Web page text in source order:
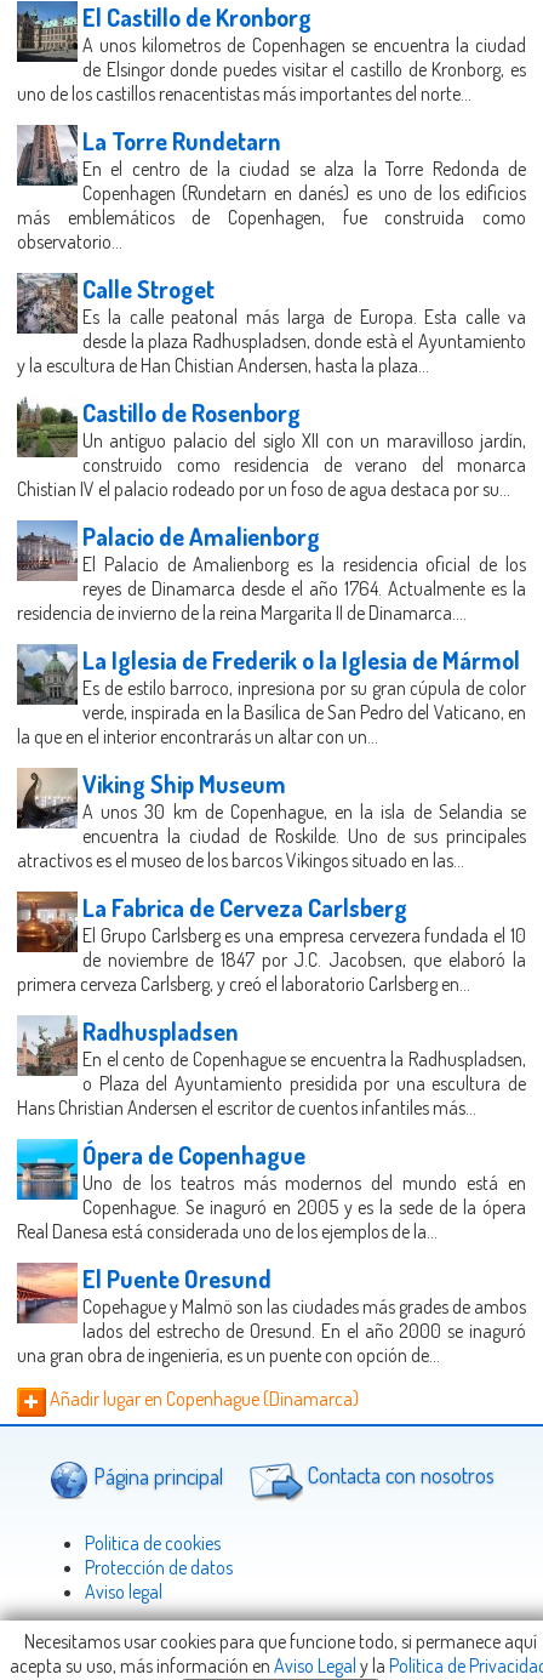
El Castillo de Kronborg
A unos kilometros de Copenhagen se encuentra la ciudad
de Elsingor donde puedes visitar el castillo de Kronborg, es
uno de los castillos renacentistas más importantes del norte...
La Torre Rundetarn
En el centro de la ciudad se alza la Torre Redonda de
Copenhagen (Rundetarn en danés) es uno de los edificios
más emblemáticos de Copenhagen, fue construida como
observatorio...
Calle Stroget
Es la calle peatonal más larga de Europa. Esta calle va
desde la plaza Radhuspladsen, donde està el Ayuntamiento
y la escultura de Han Chistian Andersen, hasta la plaza...
Castillo de Rosenborg
Un antiguo palacio del siglo XII con un maravilloso jardín,
construido como residencia de verano del monarca
Chistian IV el palacio rodeado por un foso de agua destaca por su...
Palacio de Amalienborg
El Palacio de Amalienborg es la residencia oficial de los
reyes de Dinamarca desde el año 1764. Actualmente es la
residencia de invierno de la reina Margarita II de Dinamarca....
La Iglesia de Frederik o la Iglesia de Mármol
Es de estilo barroco, inpresiona por su gran cúpula de color
verde, inspirada en la Basílica de San Pedro del Vaticano, en
la que en el interior encontrarás un altar con un...
Viking Ship Museum
A unos 30 km de Copenhague, en la isla de Selandia se
encuentra la ciudad de Roskilde. Uno de sus principales
atractivos es el museo de los barcos Vikingos situado en las...
La Fabrica de Cerveza Carlsberg
El Grupo Carlsberg es una empresa cervezera fundada el 10
de noviembre de 1847 por J.C. Jacobsen, que elaboró la
primera cerveza Carlsberg, y creó el laboratorio Carlsberg en...
Radhuspladsen
En el cento de Copenhague se encuentra la Radhuspladsen,
o Plaza del Ayuntamiento presidida por una escultura de
Hans Christian Andersen el escritor de cuentos infantiles más...
Ópera de Copenhague
Uno de los teatros más modernos del mundo está en
Copenhague. Se inaguró en 2005 y es la sede de la ópera
Real Danesa está considerada uno de los ejemplos de la...
El Puente Oresund
Copehague y Malmö son las ciudades más grades de ambos
lados del estrecho de Oresund. En el año 2000 se inaguró
una gran obra de ingeniería, es un puente con opción de...
Añadir lugar en Copenhague (Dinamarca)
Página principal Contacta con nosotros
Politica de cookies
Protección de datos
Aviso legal
Necesitamos usar cookies para que funcione todo, si permanece aquí
acepta su uso, más información en Aviso Legal y la Política de